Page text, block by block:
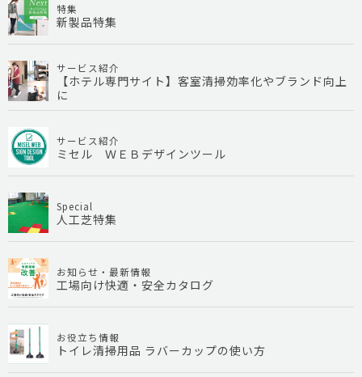
特集
新製品特集
サービス紹介
【ホテル専門サイト】客室清掃効率化やブランド向上
に
サービス紹介
ミセル ＷＥＢデザインツール
Special
人工芝特集
お知らせ・最新情報
工場向け快適・安全カタログ
お役立ち情報
トイレ清掃用品 ラバーカップの使い方